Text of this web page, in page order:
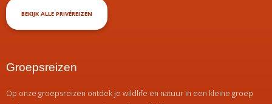
BEKIJK ALLE PRIVÉREIZEN
Groepsreizen
Op onze groepsreizen ontdek je wildlife en natuur in een kleine groep